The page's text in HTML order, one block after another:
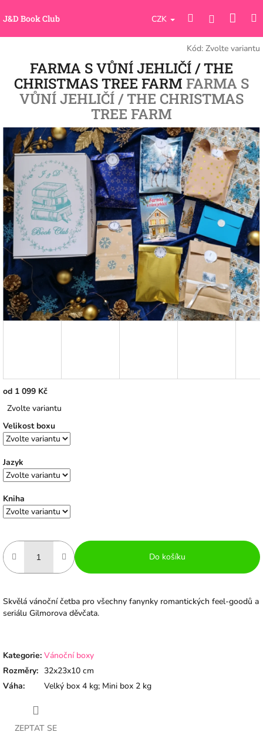
naJ&D Book Club CZK HledatPřihlášení
Kód: Zvolte variantu
FARMA S VŮNÍ JEHLIČÍ / THE
CHRISTMAS TREE FARM FARMA S
VŮNÍ JEHLIČÍ / THE CHRISTMAS
TREE FARM
od 1 099 Kč
cena:
Zvolte variantu
Velikost boxu
Jazyk
Kniha
Do košíku
Skvělá vánoční četba pro všechny fanynky romantických feel-goodů a
seriálu Gilmorova děvčata.
Kategorie: Vánoční boxy
Rozměry: 32x23x10 cm
Váha: Velký box 4 kg; Mini box 2 kg
ZEPTAT SE